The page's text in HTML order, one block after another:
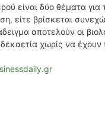
είναι δύο θέματα
είτε βρίσκεται
αποτελούν οι
δεκαετία χωρίς να